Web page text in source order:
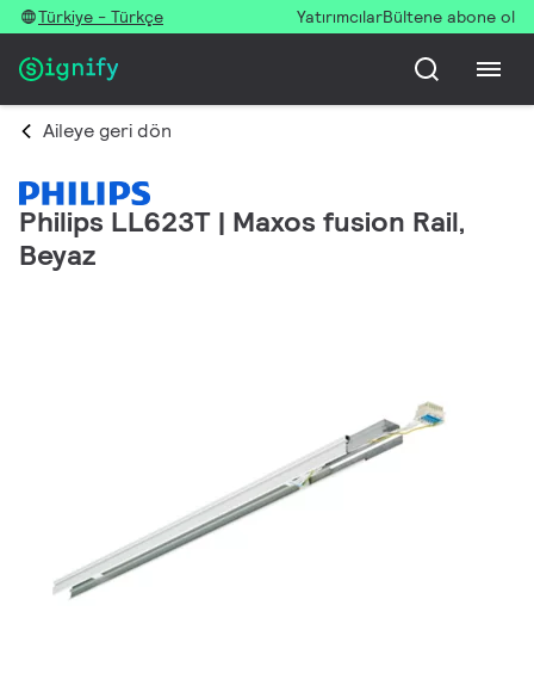
Türkiye - Türkçe YatırımcılarBültene abone ol
Aileye geri dön
Philips LL623T | Maxos fusion Rail,
Beyaz